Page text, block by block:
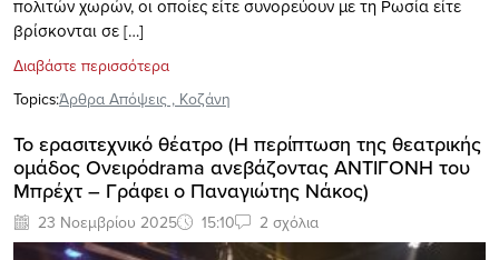
πολιτών χωρών, οι οποίες είτε συνορεύουν με τη Ρωσία είτε
βρίσκονται σε […]
Διαβάστε περισσότερα
Topics:Άρθρα Απόψεις , Κοζάνη
Το ερασιτεχνικό θέατρο (Η περίπτωση της θεατρικής
ομάδος Ονειρόdrama ανεβάζοντας ΑΝΤΙΓΟΝΗ του
Μπρέχτ – Γράφει ο Παναγιώτης Νάκος)
23 Νοεμβρίου 2025 15:10 2 σχόλια